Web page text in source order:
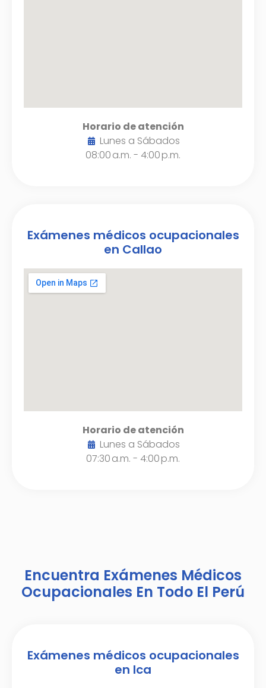
Horario de atención
Lunes a Sábados
08:00 a.m. - 4:00 p.m.
Exámenes médicos ocupacionales
en Callao
Horario de atención
Lunes a Sábados
07:30 a.m. - 4:00 p.m.
Encuentra Exámenes Médicos
Ocupacionales En Todo El Perú
Exámenes médicos ocupacionales
en Ica